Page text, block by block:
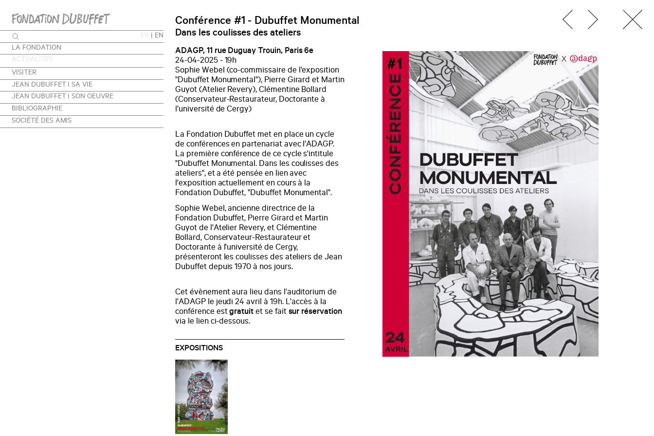
FR | EN
LA FONDATION
ACTUALITÉS
VISITER
JEAN DUBUFFET I SA VIE
JEAN DUBUFFET I SON OEUVRE
BIBLIOGRAPHIE
SOCIÉTÉ DES AMIS
Conférence #1 - Dubuffet Monumental
Dans les coulisses des ateliers
ADAGP, 11 rue Duguay Trouin, Paris 6e
24-04-2025 - 19h
Sophie Webel (co-commissaire de l'exposition
"Dubuffet Monumental"), Pierre Girard et Martin
Guyot (Atelier Revery), Clémentine Bollard
(Conservateur-Restaurateur, Doctorante à
l’université de Cergy)
La Fondation Dubuffet met en place un cycle
de conférences en partenariat avec l'ADAGP.
La première conférence de ce cycle s'intitule
"Dubuffet Monumental. Dans les coulisses des
ateliers", et a été pensée en lien avec
l'exposition actuellement en cours à la
Fondation Dubuffet, "Dubuffet Monumental".
Sophie Webel, ancienne directrice de la
Fondation Dubuffet, Pierre Girard et Martin
Guyot de l'Atelier Revery, et Clémentine
Bollard, Conservateur-Restaurateur et
Doctorante à l'université de Cergy,
présenteront les coulisses des ateliers de Jean
Dubuffet depuis 1970 à nos jours.
Cet évènement aura lieu dans l'auditorium de
l'ADAGP le jeudi 24 avril à 19h. L'accès à la
conférence estgratuit et se fait sur réservation
via le lien ci-dessous.
EXPOSITIONS